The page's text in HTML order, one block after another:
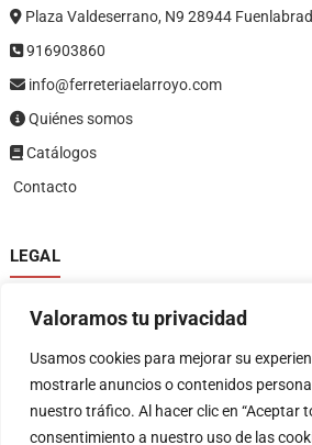
Valoramos tu privacidad
Usamos cookies para mejorar su
mostrarle anuncios o contenidos
nuestro tráfico. Al hacer clic en “Aceptar
consentimiento a nuestro uso de las
Plaza Valdeserrano, N9 28944
916903860
info@ferreteriaelarroyo.com
Quiénes somos
Catálogos
Contacto
LEGAL
Política de privacidad
Política de devoluciones y reembolsos
Términos y condiciones